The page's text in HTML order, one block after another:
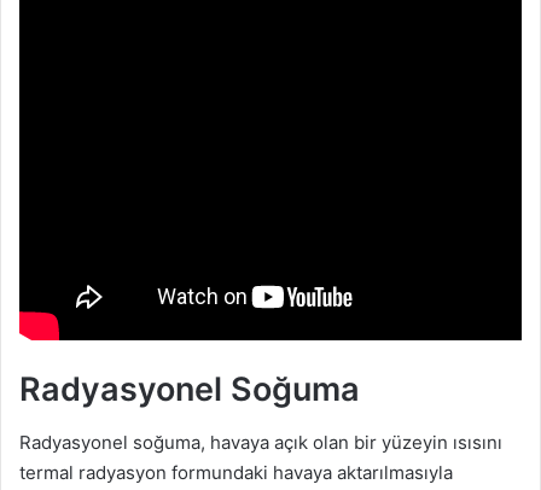
Radyasyonel Soğuma
Radyasyonel soğuma, havaya açık olan bir yüzeyin ısısını
termal radyasyon formundaki havaya aktarılmasıyla